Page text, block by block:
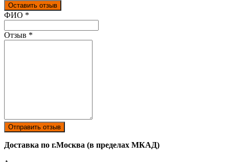
Оставить отзыв
Ваш отзыв был отправлен!
ФИО *
Отзыв *
Отправить отзыв
Доставка по г.Москва (в пределах МКАД)